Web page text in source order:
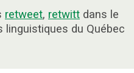
retweet, retwitt dans le
linguistiques du Québec